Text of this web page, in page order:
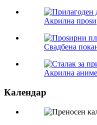
Акрилна
Свадбена
Акрилна аниме
Календар